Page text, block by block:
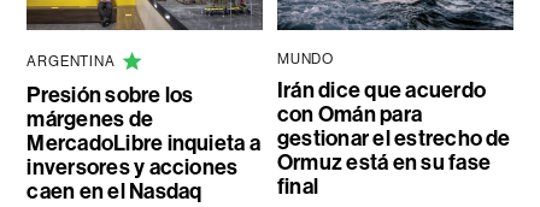
ARGENTINA
Presión sobre los
márgenes de
MercadoLibre inquieta a
inversores y acciones
caen en el Nasdaq
MUNDO
Irán dice que acuerdo
con Omán para
gestionar el estrecho de
Ormuz está en su fase
final